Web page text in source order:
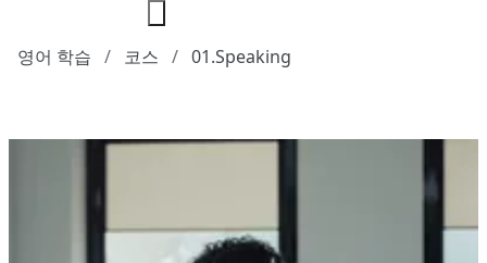
영어 학습 코스 01.Speaking